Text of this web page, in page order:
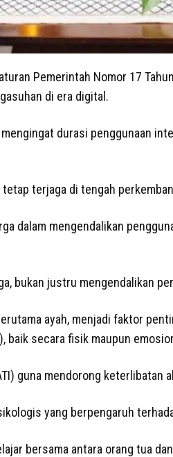
Pemerintah Nomor 17
di era digital.
durasi penggunaan
terjaga di tengah
dalam mengendalikan
bukan justru mengendalikan
ayah, menjadi faktor
baik secara fisik maupun
guna mendorong keterlibatan
yang berpengaruh
bersama antara orang tua